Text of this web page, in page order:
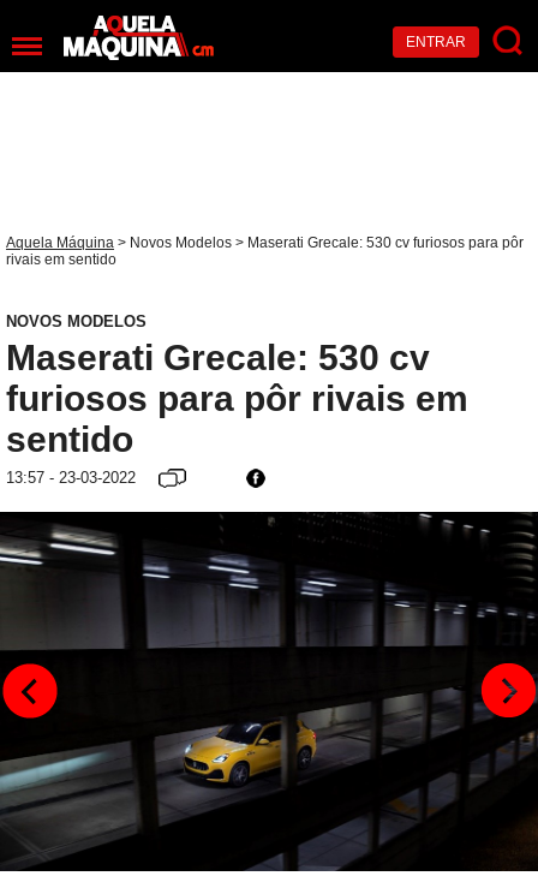
ENTRAR
Aquela Máquina > Novos Modelos > Maserati Grecale: 530 cv furiosos para pôr
rivais em sentido
NOVOS MODELOS
Maserati Grecale: 530 cv
furiosos para pôr rivais em
sentido
13:57 - 23-03-2022